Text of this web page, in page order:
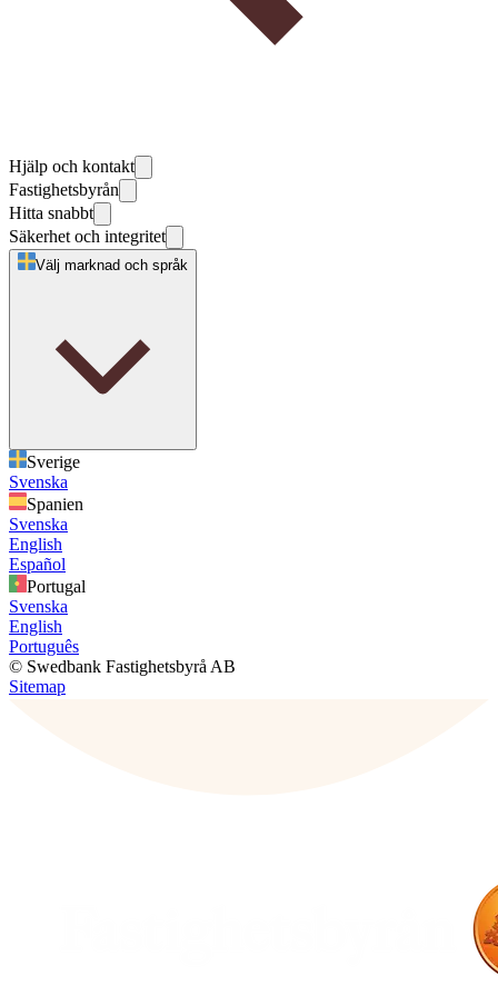
Hjälp och kontakt
Fastighetsbyrån
Hitta snabbt
Säkerhet och integritet
Välj marknad och språk
Sverige
Svenska
Spanien
Svenska
English
Español
Portugal
Svenska
English
Português
© Swedbank Fastighetsbyrå AB
Sitemap